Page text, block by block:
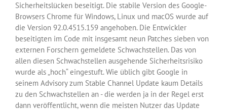
Sicherheitslücken beseitigt. Die stabile Version des Google-
Browsers Chrome für Windows, Linux und macOS wurde auf
die Version 92.0.4515.159 angehoben. Die Entwickler
beseitigten im Code mit insgesamt neun Patches sieben von
externen Forschern gemeldete Schwachstellen. Das von
allen diesen Schwachstellen ausgehende Sicherheitsrisiko
wurde als „hoch“ eingestuft. Wie üblich gibt Google in
seinem Advisory zum Stable Channel Update kaum Details
zu den Schwachstellen an - die werden ja in der Regel erst
dann veröffentlicht, wenn die meisten Nutzer das Update